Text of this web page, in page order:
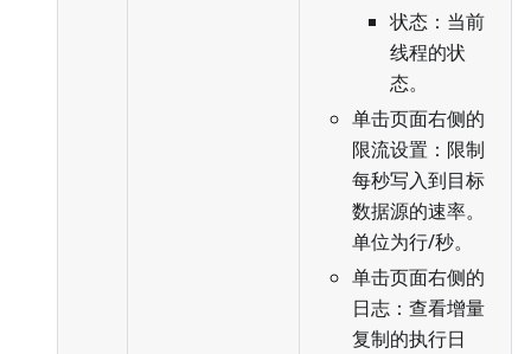
状态：当前
线程的状
态。
单击页面右侧的
限流设置：限制
每秒写入到目标
数据源的速率。
单位为行/秒。
单击页面右侧的
日志：查看增量
复制的执行日